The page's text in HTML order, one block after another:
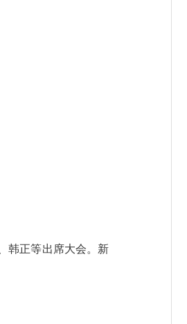
韩正等出席大会。新